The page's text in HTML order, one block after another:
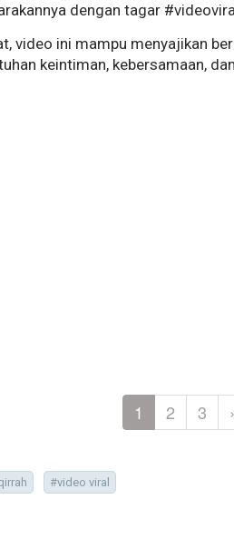
dengan tagar
video ini mampu menyajikan
keintiman, kebersamaan,
1 2 3
#video viral